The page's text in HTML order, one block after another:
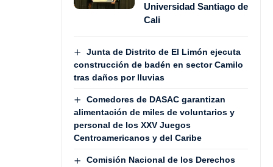
Universidad Santiago de
Cali
Junta de Distrito de El Limón ejecuta
construcción de badén en sector Camilo
tras daños por lluvias
Comedores de DASAC garantizan
alimentación de miles de voluntarios y
personal de los XXV Juegos
Centroamericanos y del Caribe
Comisión Nacional de los Derechos